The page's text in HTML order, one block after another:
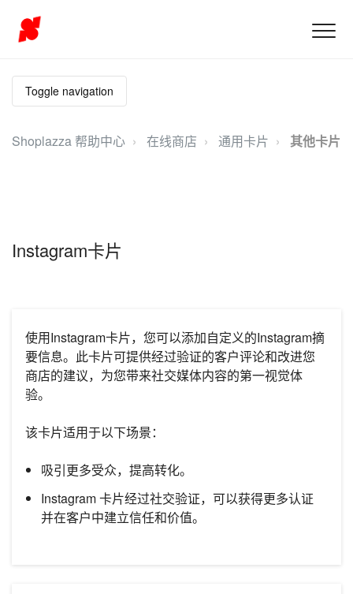
Toggle navigation
Shoplazza 帮助中心 在线商店 通用卡片 其他卡片
Instagram卡片
使用Instagram卡片，您可以添加自定义的Instagram摘
要信息。此卡片可提供经过验证的客户评论和改进您
商店的建议，为您带来社交媒体内容的第一视觉体
验。
该卡片适用于以下场景：
吸引更多受众，提高转化。
Instagram 卡片经过社交验证，可以获得更多认证
并在客户中建立信任和价值。